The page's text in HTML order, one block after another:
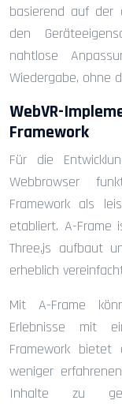
basierend auf der
den
nahtlose
Wiedergabe, ohne
WebVR-
Framework
Für die
Webbrowser
Framework als
etabliert. A-Frame
Three.js aufbaut
erheblich
Mit A-Frame
Erlebnisse mit
Framework
weniger
Inhalte zu